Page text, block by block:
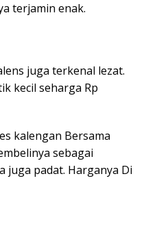
terjamin enak.
juga terkenal lezat.
kecil seharga Rp
kalengan Bersama
sebagai
juga padat. Harganya Di